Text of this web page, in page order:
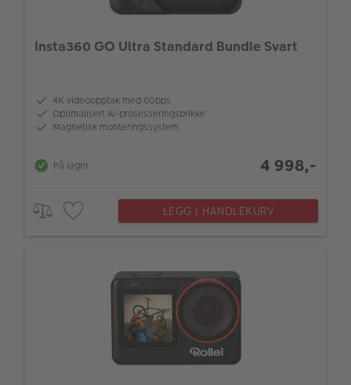
Insta360 GO Ultra Standard Bundle Svart
4K videoopptak med 60bps
Optimalisert AI-prosesseringsbrikke
Magnetisk monteringssystem
På lager 4 998,-
LEGG I HANDLEKURV